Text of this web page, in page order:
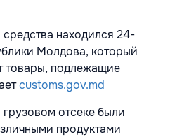
находился 24-
Молдова, который
товары, подлежащие
customs.gov.md
отсеке были
продуктами